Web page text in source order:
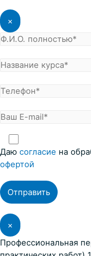
×
Даю согласие на
офертой
×
Профессиональная